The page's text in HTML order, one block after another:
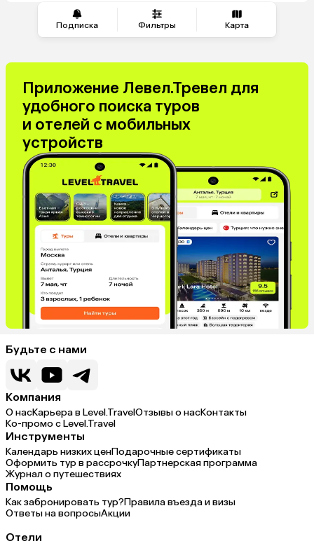
Подписка Фильтры Карта
Приложение Левел.Тревел для
удобного поиска туров
и отелей с мобильных
устройств
Будьте с нами
Компания
О насКарьера в Level.TravelОтзывы о насКонтакты
Ко-промо с Level.Travel
Инструменты
Календарь низких ценПодарочные сертификаты
Оформить тур в рассрочкуПартнерская программа
Журнал о путешествиях
Помощь
Как забронировать тур?Правила въезда и визы
Ответы на вопросыАкции
Отели